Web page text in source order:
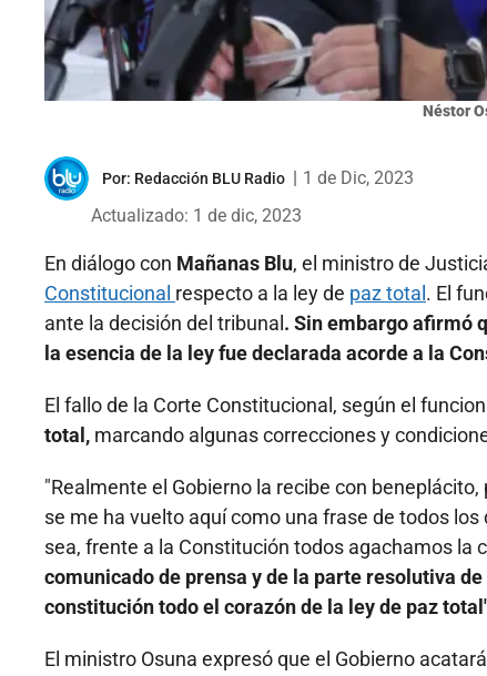
Néstor
Por: Redacción BLU Radio
1 de Dic, 2023
Actualizado: 1 de dic, 2023
En diálogo con Mañanas Blu, el ministro de
Constitucional respecto a la ley de paz total . El
ante la decisión del tribunal . Sin embargo afirmó
la esencia de la ley fue declarada acorde a la
El fallo de la Corte Constitucional, según el
total, marcando algunas correcciones y
"Realmente el Gobierno la recibe con
se me ha vuelto aquí como una frase de todos
sea, frente a la Constitución todos agachamos la
comunicado de prensa y de la parte resolutiva
constitución todo el corazón de la ley de paz
El ministro Osuna expresó que el Gobierno